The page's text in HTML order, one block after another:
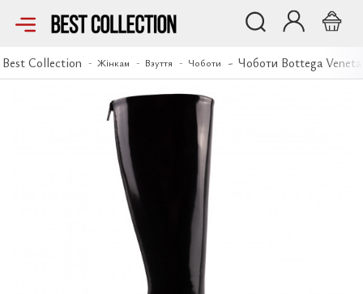
Best Collection Жінкам Взуття Чоботи Чоботи Bottega Veneta
Чоботи Bottega Veneta